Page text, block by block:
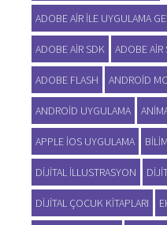
ADOBE AIR ILE UYGULAMA
ADOBE AIR SDK ADOBE AIR
ADOBE FLASH ANDROID
ANDROID UYGULAMA
APPLE IOS UYGULAMA
DIJITAL ILLUSTRASYON
DIJITAL ÇOCUK KITAPLARI